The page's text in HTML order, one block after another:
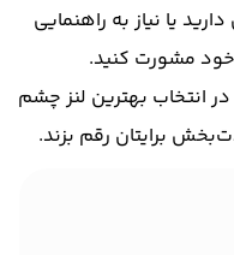
یا نیاز به راهنمایی
خود مشورت کنید.
انتخاب بهترین لنز چشم
برایتان رقم بزند.